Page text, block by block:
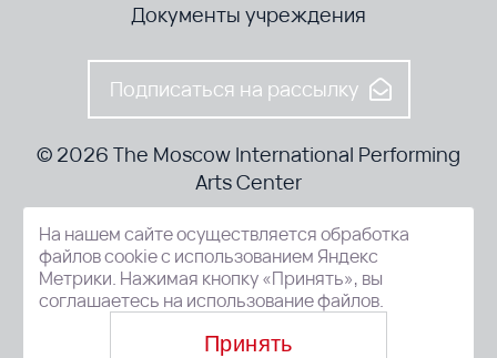
Документы учреждения
Подписаться на рассылку
© 2026 The Moscow International Performing
Arts Center
52-8, Kosmodamianskaya nab., Moscow, 115054, Russia
На нашем сайте осуществляется обработка
файлов cookie с использованием Яндекс
Метрики. Нажимая кнопку «Принять», вы
соглашаетесь на использование файлов.
Принять